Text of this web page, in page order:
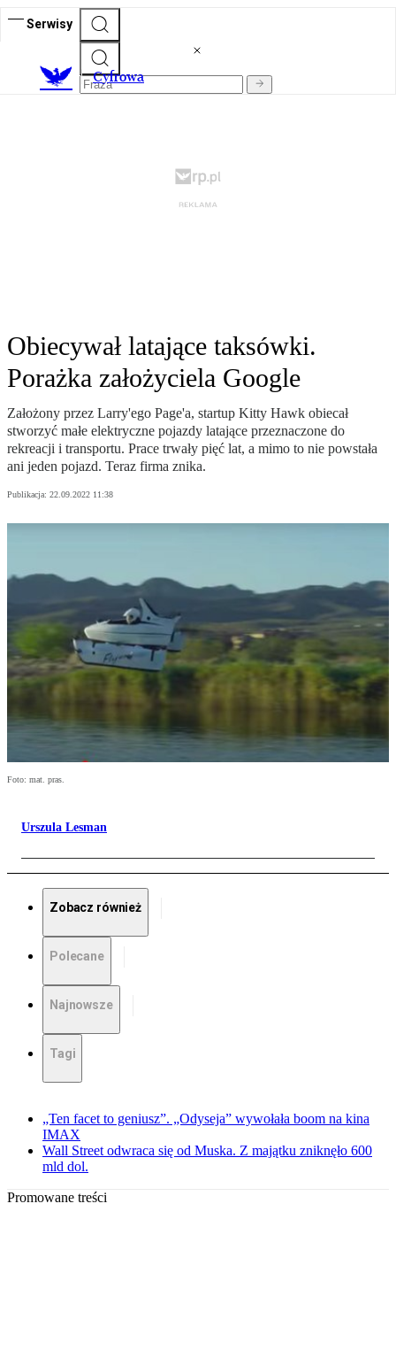
Serwisy
Cyfrowa
Obiecywał latające taksówki.
Porażka założyciela Google
Założony przez Larry'ego Page'a, startup Kitty Hawk obiecał
stworzyć małe elektryczne pojazdy latające przeznaczone do
rekreacji i transportu. Prace trwały pięć lat, a mimo to nie powstała
ani jeden pojazd. Teraz firma znika.
Publikacja: 22.09.2022 11:38
Foto: mat. pras.
Urszula Lesman
Zobacz również
Polecane
Najnowsze
Tagi
„Ten facet to geniusz”. „Odyseja” wywołała boom na kina
IMAX
Wall Street odwraca się od Muska. Z majątku zniknęło 600
mld dol.
Promowane treści